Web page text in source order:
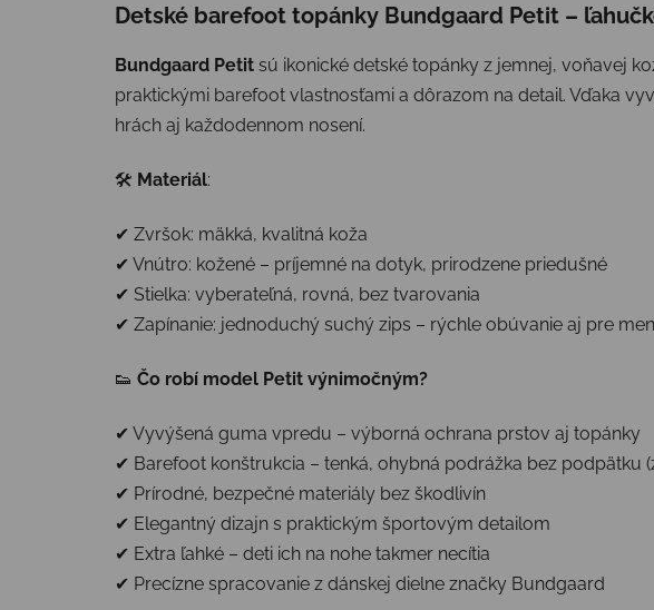
Detské barefoot topánky Bundgaard Petit –
Bundgaard Petit sú ikonické detské topánky z jemnej, voňavej
praktickými barefoot vlastnosťami a dôrazom na detail. Vďaka
hrách aj každodennom nosení.
🛠 Materiál:
✔ Zvršok: mäkká, kvalitná koža
✔ Vnútro: kožené – príjemné na dotyk, prirodzene priedušné
✔ Stielka: vyberateľná, rovná, bez tvarovania
✔ Zapínanie: jednoduchý suchý zips – rýchle obúvanie aj pre
👟 Čo robí model Petit výnimočným?
✔ Vyvýšená guma vpredu – výborná ochrana prstov aj topánky
✔ Barefoot konštrukcia – tenká, ohybná podrážka bez podpätku
✔ Prírodné, bezpečné materiály bez škodlivín
✔ Elegantný dizajn s praktickým športovým detailom
✔ Extra ľahké – deti ich na nohe takmer necítia
✔ Precízne spracovanie z dánskej dielne značky Bundgaard